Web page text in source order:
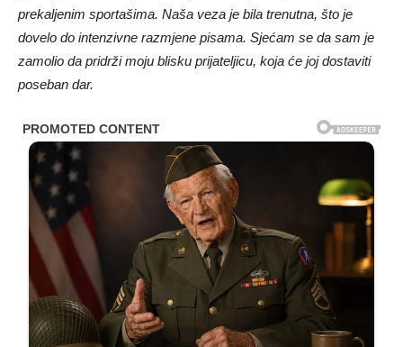
prekaljenim sportašima. Naša veza je bila trenutna, što je
dovelo do intenzivne razmjene pisama. Sjećam se da sam je
zamolio da pridrži moju blisku prijateljicu, koja će joj dostaviti
poseban dar.